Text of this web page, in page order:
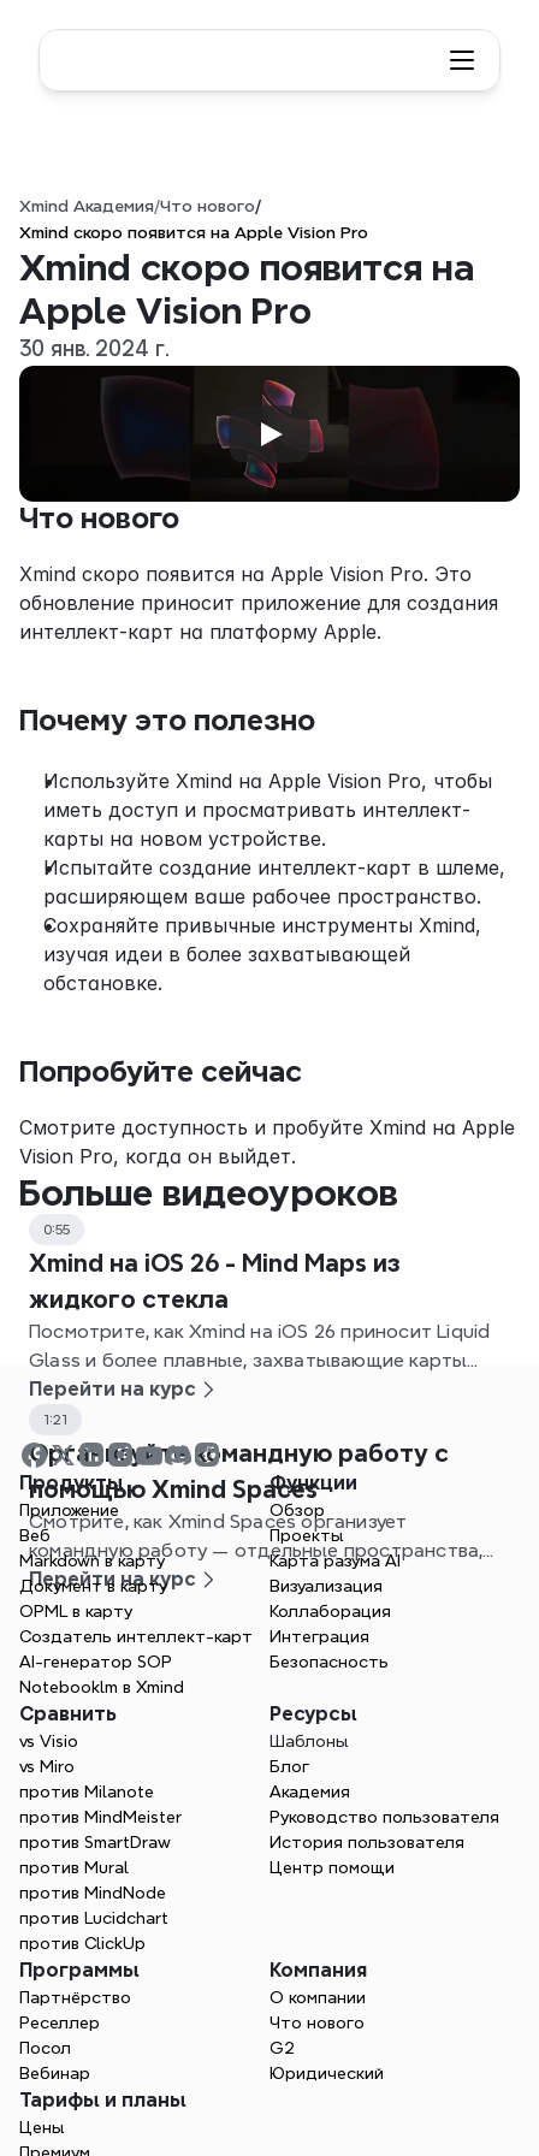
Xmind Академия/Что нового/
Xmind скоро появится на Apple Vision Pro
Xmind скоро появится на
Apple Vision Pro
30 янв. 2024 г.
Что нового
Xmind скоро появится на Apple Vision Pro. Это
обновление приносит приложение для создания
интеллект-карт на платформу Apple.
Почему это полезно
Используйте Xmind на Apple Vision Pro, чтобы
иметь доступ и просматривать интеллект-
карты на новом устройстве.
Испытайте создание интеллект-карт в шлеме,
расширяющем ваше рабочее пространство.
Сохраняйте привычные инструменты Xmind,
изучая идеи в более захватывающей
обстановке.
Попробуйте сейчас
Смотрите доступность и пробуйте Xmind на Apple
Vision Pro, когда он выйдет.
Больше видеоуроков
0:55
Xmind на iOS 26 - Mind Maps из
жидкого стекла
Посмотрите, как Xmind на iOS 26 приносит Liquid
Glass и более плавные, захватывающие карты
сознания.
Перейти на курс
1:21
Организуйте командную работу с
помощью Xmind Spaces
Смотрите, как Xmind Spaces организует
командную работу — отдельные пространства,
одна командная плата и более четкое управление
проектами.
Перейти на курс
Продукты
Приложение
Веб
Markdown в карту
Документ в карту
OPML в карту
Создатель интеллект-карт
AI-генератор SOP
Notebooklm в Xmind
Функции
Обзор
Проекты
Карта разума AI
Визуализация
Коллаборация
Интеграция
Безопасность
Сравнить
vs Visio
vs Miro
против Milanote
против MindMeister
против SmartDraw
против Mural
против MindNode
против Lucidchart
против ClickUp
Ресурсы
Шаблоны
Блог
Академия
Руководство пользователя
История пользователя
Центр помощи
Программы
Партнёрство
Реселлер
Посол
Вебинар
Компания
О компании
Что нового
G2
Юридический
Тарифы и планы
Цены
Премиум